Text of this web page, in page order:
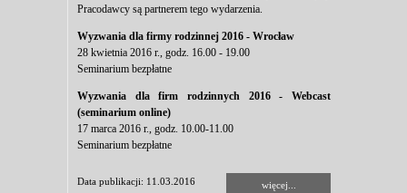
Pracodawcy są partnerem tego wydarzenia.
Wyzwania dla firmy rodzinnej 2016 - Wrocław
28 kwietnia 2016 r., godz. 16.00 - 19.00
Seminarium bezpłatne
Wyzwania dla firm rodzinnych 2016 - Webcast
(seminarium online)
17 marca 2016 r., godz. 10.00-11.00
Seminarium bezpłatne
Data publikacji: 11.03.2016 więcej...